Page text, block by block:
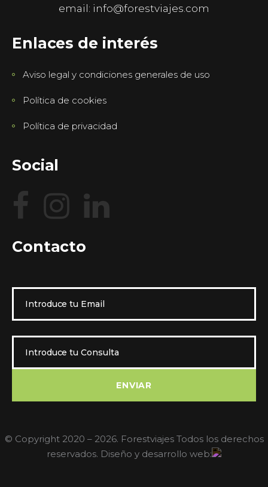
email: info@forestviajes.com
Enlaces de interés
Aviso legal y condiciones generales de uso
Política de cookies
Política de privacidad
Social
Contacto
© Copyright 2020 – 2026. Forestviajes Todos los derechos
reservados. Diseño y desarrollo web: